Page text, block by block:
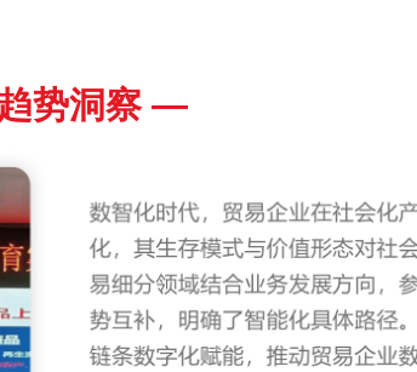
势洞察 —